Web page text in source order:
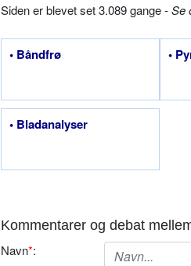
Siden er blevet set 3.089 gange -Se
• Båndfrø •
• Bladanalyser
Kommentarer og debat
Navn*: